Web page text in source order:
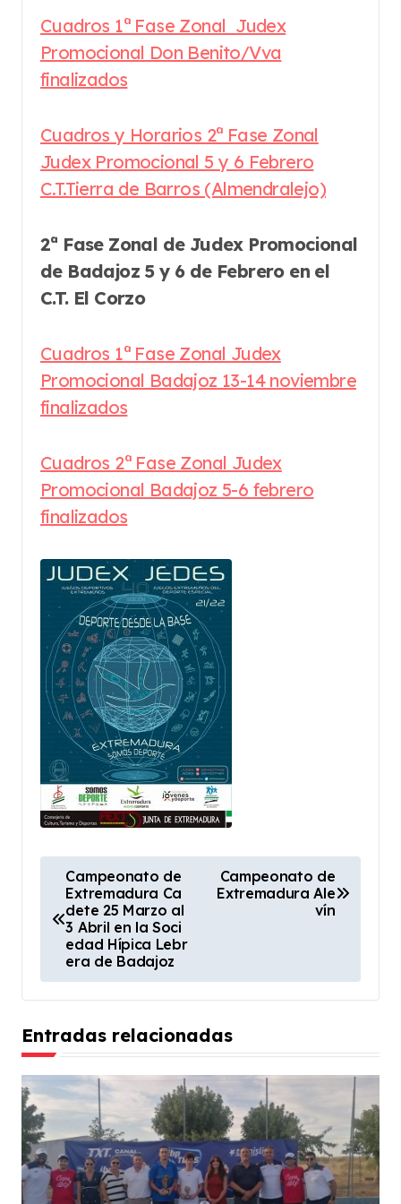
Cuadros 1ª Fase Zonal Judex
Promocional Don Benito/Vva
finalizados
Cuadros y Horarios 2ª Fase Zonal
Judex Promocional 5 y 6 Febrero
C.T.Tierra de Barros (Almendralejo)
2ª Fase Zonal de Judex Promocional
de Badajoz 5 y 6 de Febrero en el
C.T. El Corzo
Cuadros 1ª Fase Zonal Judex
Promocional Badajoz 13-14 noviembre
finalizados
Cuadros 2ª Fase Zonal Judex
Promocional Badajoz 5-6 febrero
finalizados
g
c
i
ó
n
d
e
Campeonato de
Extremadura Ca
dete 25 Marzo al
3 Abril en la Soci
edad Hípica Lebr
era de Badajoz
Campeonato de
Extremadura Ale
vín
Entradas relacionadas